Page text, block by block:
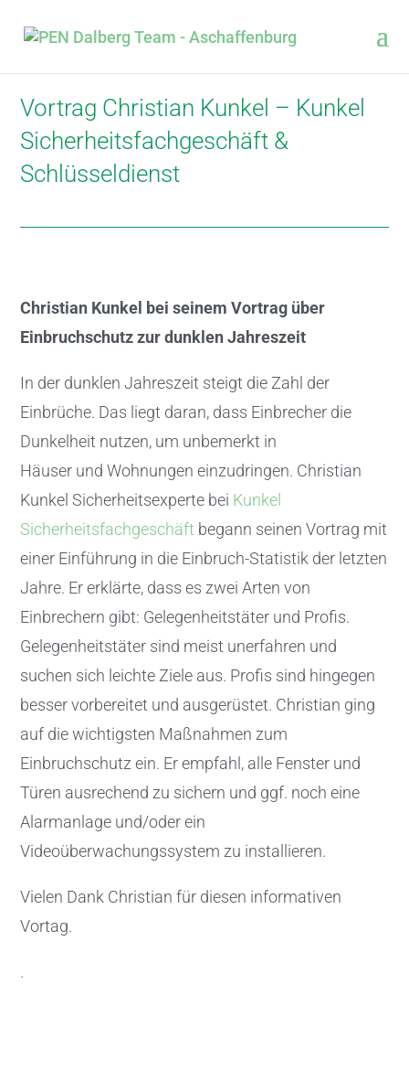
Vortrag Christian Kunkel – Kunkel
Sicherheitsfachgeschäft &
Schlüsseldienst
Christian Kunkel bei seinem Vortrag über
Einbruchschutz zur dunklen Jahreszeit
In der dunklen Jahreszeit steigt die Zahl der
Einbrüche. Das liegt daran, dass Einbrecher die
Dunkelheit nutzen, um unbemerkt in
Häuser und Wohnungen einzudringen. Christian
Kunkel Sicherheitsexperte bei Kunkel
Sicherheitsfachgeschäft begann seinen Vortrag mit
einer Einführung in die Einbruch-Statistik der letzten
Jahre. Er erklärte, dass es zwei Arten von
Einbrechern gibt: Gelegenheitstäter und Profis.
Gelegenheitstäter sind meist unerfahren und
suchen sich leichte Ziele aus. Profis sind hingegen
besser vorbereitet und ausgerüstet. Christian ging
auf die wichtigsten Maßnahmen zum
Einbruchschutz ein. Er empfahl, alle Fenster und
Türen ausrechend zu sichern und ggf. noch eine
Alarmanlage und/oder ein
Videoüberwachungssystem zu installieren.
Vielen Dank Christian für diesen informativen
Vortag.
.